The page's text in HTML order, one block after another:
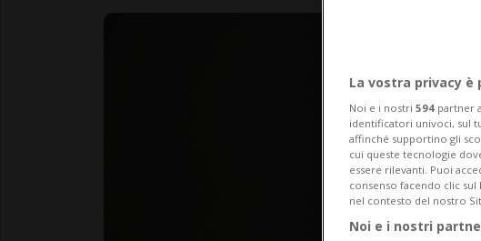
La vostra privacy
Noi e i nostri 594 partner
identificatori univoci, sul
affinché supportino gli
cui queste tecnologie
essere rilevanti. Puoi
consenso facendo clic
nel contesto del nostro
Noi e i nostri